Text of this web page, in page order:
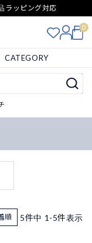
ラッピング対応
0
CATEGORY
順 5件中 1 -5件表示